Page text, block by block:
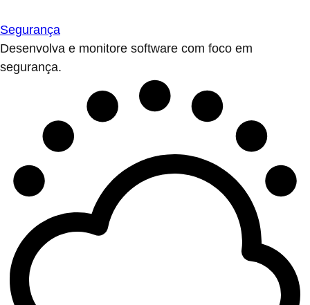
Segurança
Desenvolva e monitore software com foco em
segurança.